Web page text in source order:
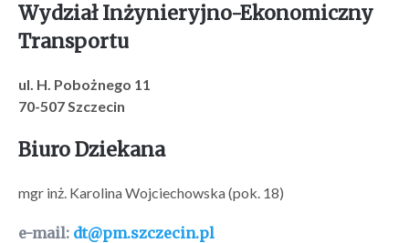
Wydział Inżynieryjno-Ekonomiczny
Transportu
ul. H. Pobożnego 11
70-507 Szczecin
Biuro Dziekana
mgr inż. Karolina Wojciechowska (pok. 18)
e-mail: dt@pm.szczecin.pl